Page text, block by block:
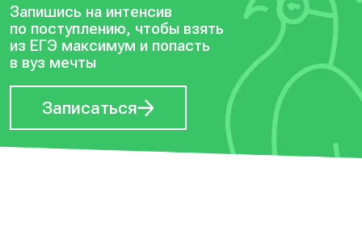
Запишись на интенсив
по поступлению, чтобы взять
из ЕГЭ максимум и попасть
в вуз мечты
Записаться